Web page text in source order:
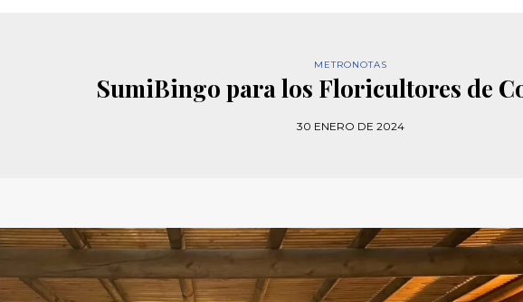
METRONOTAS
SumiBingo para los Floricultores de
30 ENERO DE 2024